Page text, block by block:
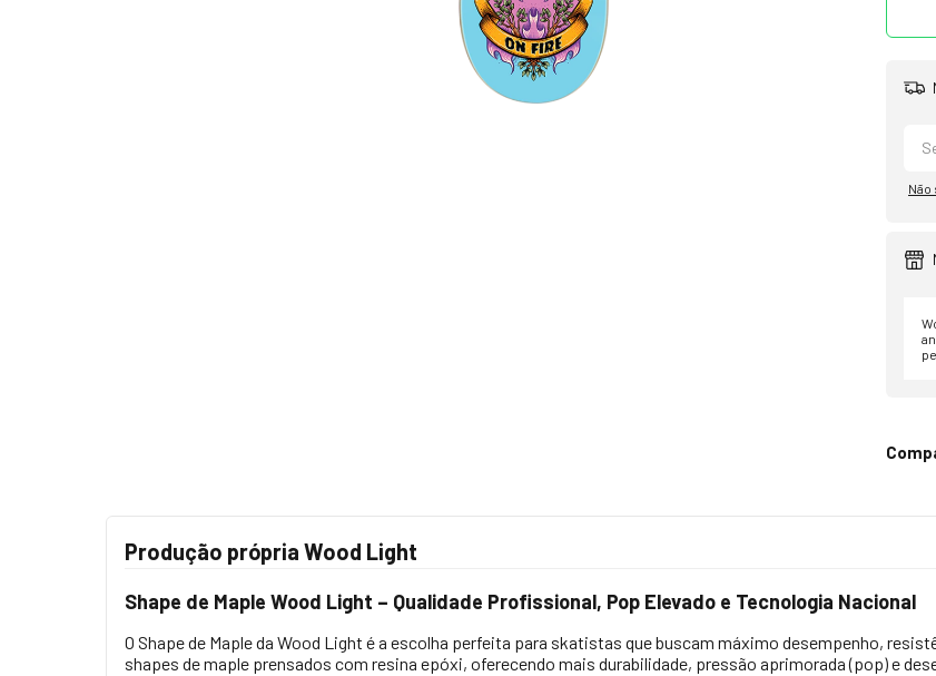
Não
Produção própria Wood Light
Shape de Maple Wood Light – Qualidade Profissional, Pop Elevado e Tecnologia Nacional
O Shape de Maple da Wood Light é a escolha perfeita para skatistas que buscam máximo desempenho,
shapes de maple prensados com resina epóxi, oferecendo mais durabilidade, pressão aprimorada (pop) e